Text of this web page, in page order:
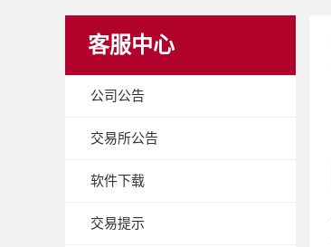
客服中心
公司公告
交易所公告
软件下载
交易提示